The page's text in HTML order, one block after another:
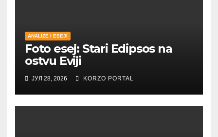
ANALIZE I ESEJI
Foto esej: Stari Edipsos na
ostvu Eviji
ЈУЛ 28, 2026 KORZO PORTAL